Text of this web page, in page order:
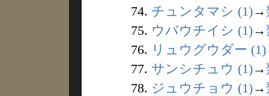
74. チュンタマシ (1)→
75. ウバウチイシ (1)→
76. リュウグウダー (1)
77. サンシチュウ (1)→
78. ジュウチョウ (1)→